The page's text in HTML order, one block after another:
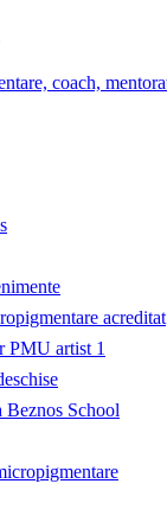
acreditat
artist 1
Beznos School